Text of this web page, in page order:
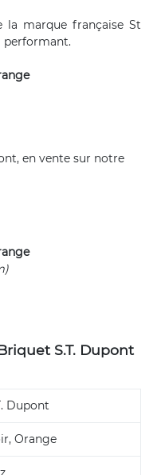
la marque française St
performant.
en vente sur notre
S.T. Dupont
Dupont
Orange